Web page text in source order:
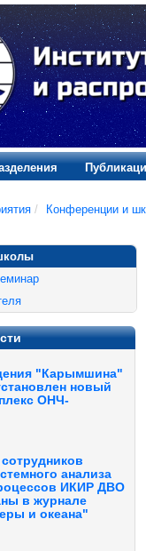
/ Конференции и
"Карымшина"
новый
ОНЧ-
анализа
ИКИР ДВО
в журнале
и океана"